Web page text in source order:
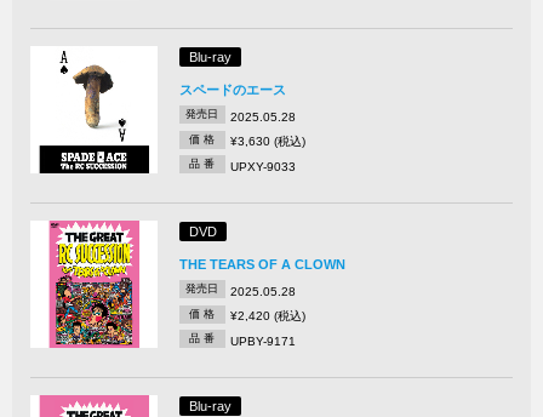
Blu-ray
スペードのエース
発売日 2025.05.28
価 格 ¥3,630 (税込)
品 番 UPXY-9033
DVD
THE TEARS OF A CLOWN
発売日 2025.05.28
価 格 ¥2,420 (税込)
品 番 UPBY-9171
Blu-ray